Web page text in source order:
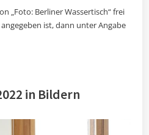
„Foto: Berliner Wassertisch“ frei
angegeben ist, dann unter Angabe
in Bildern